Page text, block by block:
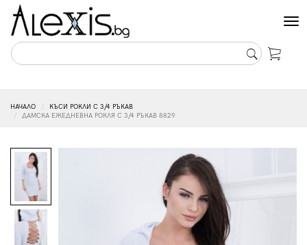
НАЧАЛО
КЪСИ РОКЛИ С 3/4 РЪКАВ
ДАМСКА ЕЖЕДНЕВНА РОКЛЯ С 3/4 РЪКАВ 8829